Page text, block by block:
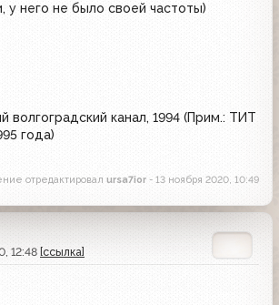
у него не было своей частоты)
волгоградский канал, 1994 (Прим.: ТИТ
года)
отредактировал ursa7ior - 13 ноября 2020, 10:49
12:48 [ссылка]